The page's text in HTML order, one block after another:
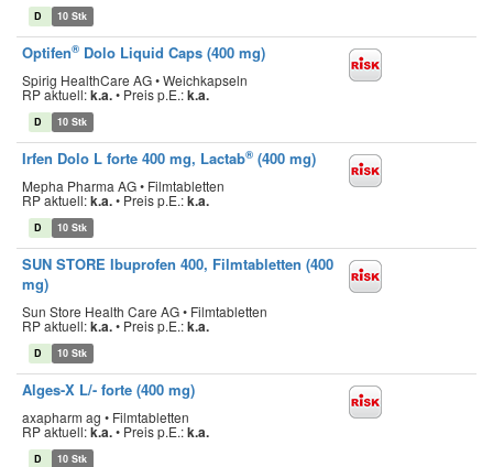
D 10 Stk
Optifen® Dolo Liquid Caps (400 mg)
Spirig HealthCare AG • Weichkapseln
RP aktuell:k.a.• Preis p.E.:k.a.
D 10 Stk
Irfen Dolo L forte 400 mg, Lactab® (400 mg)
Mepha Pharma AG • Filmtabletten
RP aktuell:k.a.• Preis p.E.:k.a.
D 10 Stk
SUN STORE Ibuprofen 400, Filmtabletten (400
mg)
Sun Store Health Care AG • Filmtabletten
RP aktuell:k.a.• Preis p.E.:k.a.
D 10 Stk
Alges-X L/- forte (400 mg)
axapharm ag • Filmtabletten
RP aktuell:k.a.• Preis p.E.:k.a.
D 10 Stk